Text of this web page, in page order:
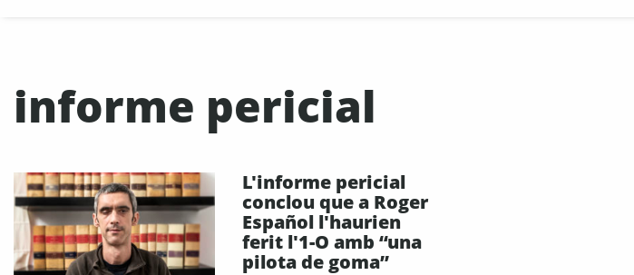
informe pericial
L'informe pericial
conclou que a Roger
Español l'haurien
ferit l'1-O amb “una
pilota de goma”